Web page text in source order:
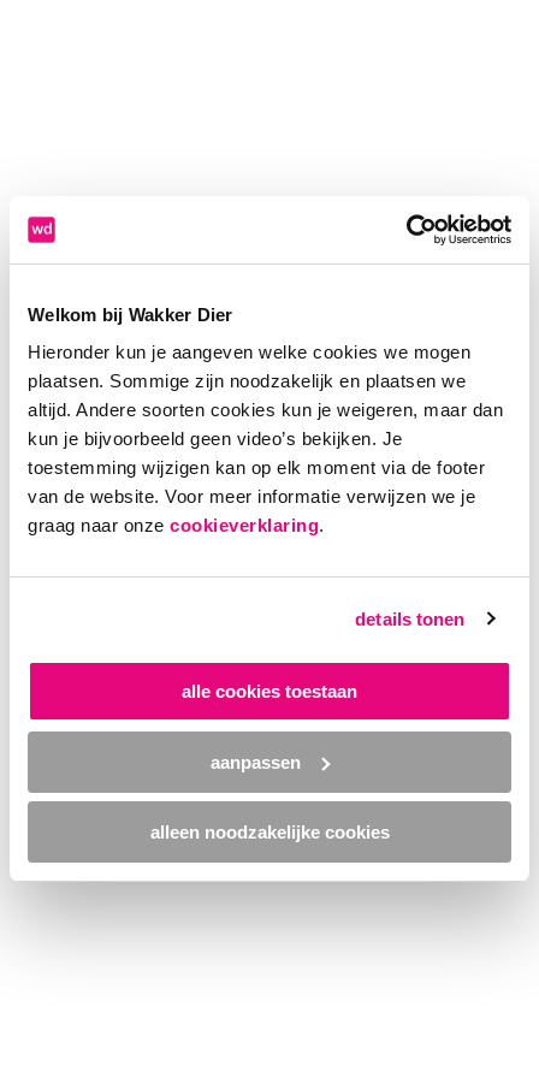
Welkom bij Wakker Dier
Hieronder kun je aangeven welke cookies we mogen
plaatsen. Sommige zijn noodzakelijk en plaatsen we
altijd. Andere soorten cookies kun je weigeren, maar dan
kun je bijvoorbeeld geen video’s bekijken. Je
toestemming wijzigen kan op elk moment via de footer
van de website. Voor meer informatie verwijzen we je
graag naar onze cookieverklaring.
details tonen
alle cookies toestaan
aanpassen
alleen noodzakelijke cookies
Application error: a client-side exception has occurred (see the